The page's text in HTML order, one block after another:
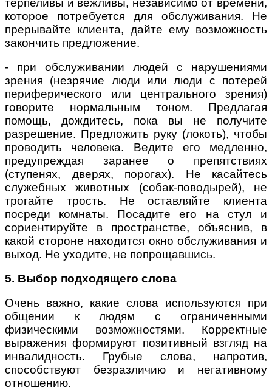
терпеливы и вежливы, независимо от времени,
которое потребуется для обслуживания. Не
прерывайте клиента, дайте ему возможность
закончить предложение.
- при обслуживании людей с нарушениями
зрения (незрячие люди или люди с потерей
периферического или центрального зрения)
говорите нормальным тоном. Предлагая
помощь, дождитесь, пока вы не получите
разрешение. Предложить руку (локоть), чтобы
проводить человека. Ведите его медленно,
предупреждая заранее о препятствиях
(ступенях, дверях, порогах). Не касайтесь
служебных животных (собак-поводырей), не
трогайте трость. Не оставляйте клиента
посреди комнаты. Посадите его на стул и
сориентируйте в пространстве, объяснив, в
какой стороне находится окно обслуживания и
выход. Не уходите, не попрощавшись.
5. Выбор подходящего слова
Очень важно, какие слова используются при
общении к людям с ограниченными
физическими возможностями. Корректные
выражения формируют позитивный взгляд на
инвалидность. Грубые слова, напротив,
способствуют безразличию и негативному
отношению.